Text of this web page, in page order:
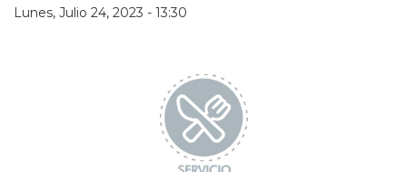
Lunes, Julio 24, 2023 - 13:30